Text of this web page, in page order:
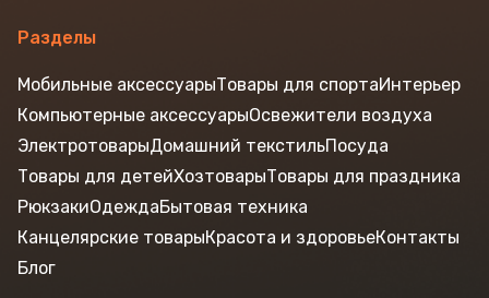
Разделы
Мобильные аксессуарыТовары для спортаИнтерьер
Компьютерные аксессуарыОсвежители воздуха
ЭлектротоварыДомашний текстильПосуда
Товары для детейХозтоварыТовары для праздника
РюкзакиОдеждаБытовая техника
Канцелярские товарыКрасота и здоровьеКонтакты
Блог